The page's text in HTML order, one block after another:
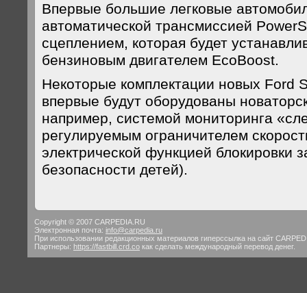
Впервые большие легковые
автоматической трансмиссией
сцеплением, которая будет
бензиновым двигателем EcoBoost.
Некоторые комплектации новых Ford
впервые будут оборудованы
например, системой мониторинга
регулируемым ограничителем
электрической функцией блокировки
безопасности детей).
Copyright © 2007 CARPEDIA.RU
Электронная почта: info@carpedia.ru
При использовании редакционных материалов гиперссылка на сайт
Партнеры: https://fastbill.crd.co как сделать международный перевод денег.